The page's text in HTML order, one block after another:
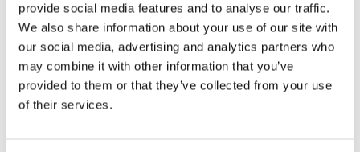
provide social media features and to analyse our traffic.
We also share information about your use of our site with
our social media, advertising and analytics partners who
may combine it with other information that you’ve
provided to them or that they’ve collected from your use
of their services.